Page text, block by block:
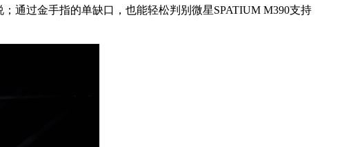
通过金手指的单缺口，也能轻松判别微星SPATIUM M390支持